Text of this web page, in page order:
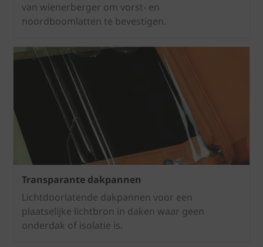
van wienerberger om vorst- en
noordboomlatten te bevestigen.
Transparante dakpannen
Lichtdoorlatende dakpannen voor een
plaatselijke lichtbron in daken waar geen
onderdak of isolatie is.